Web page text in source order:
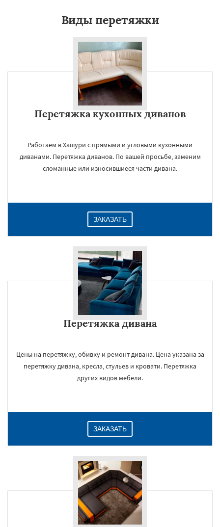
Виды перетяжки
Перетяжка кухонных диванов
Работаем в Хашури с прямыми и угловыми кухонными
диванами. Перетяжка диванов. По вашей просьбе, заменим
сломанные или износившиеся части дивана.
ЗАКАЗАТЬ
Перетяжка дивана
Цены на перетяжку, обивку и ремонт дивана. Цена указана за
перетяжку дивана, кресла, стульев и кровати. Перетяжка
других видов мебели.
ЗАКАЗАТЬ